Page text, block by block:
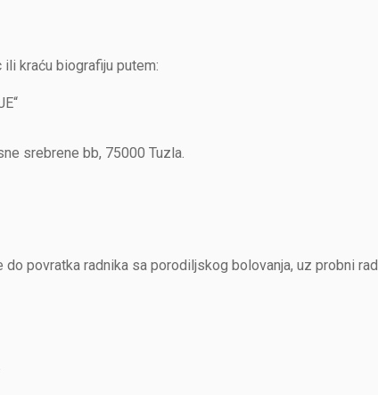
kraću biografiju putem:
srebrene bb, 75000 Tuzla.
povratka radnika sa porodiljskog bolovanja, uz probni rad